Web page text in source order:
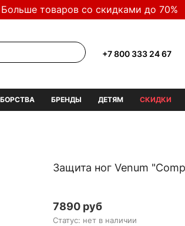
товаров со скидками до 70%
+7 800 333 24 67
БРЕНДЫ ДЕТЯМ СКИДКИ
Защита ног Venum
7890 руб
Статус: нет в наличии